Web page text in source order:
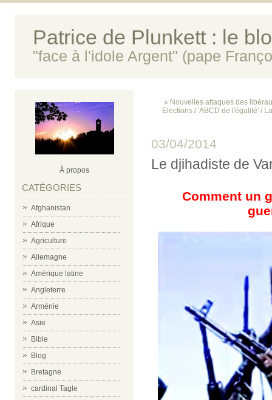
Patrice de Plunkett : le
"face à l'idole Argent" (pape
À propos
CATÉGORIES
Afghanistan
Afrique
Agriculture
Allemagne
Amérique latine
Angleterre
Arménie
Asie
Bible
Blog
Bretagne
cardinal Tagle
« Nouvelles attaques des
Elections / 'ABCD de l'égalité' /
03/04/2014
Le djihadiste de
Comment un